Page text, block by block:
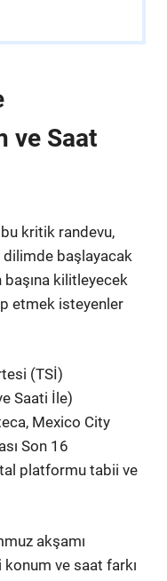
ve Saat
kritik randevu,
başlayacak
kilitleyecek
etmek isteyenler
(TSİ)
Saati İle)
Mexico City
Son 16
platformu tabii ve
akşamı
ve saat farkı